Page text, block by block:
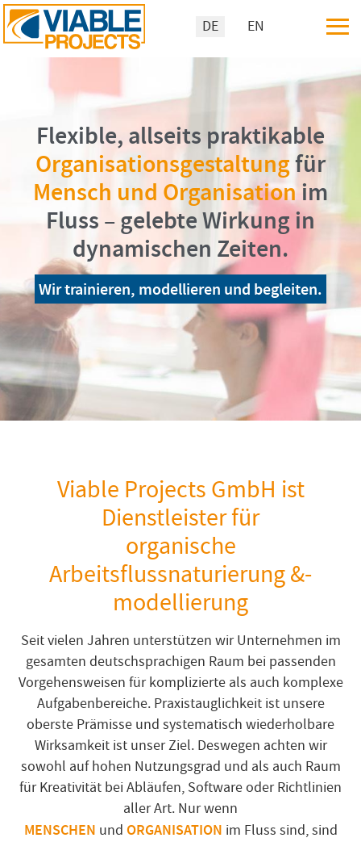
Sprache auswählen
DE EN ≡
Flexible, allseits praktikable
Organisationsgestaltungfür
Mensch und Organisationim
Fluss – gelebte Wirkung in
dynamischen Zeiten.
Wir trainieren, modellieren und begleiten.
Viable Projects GmbH ist
Dienstleister für
organische
Arbeitsflussnaturierung &-
modellierung
Seit vielen Jahren unterstützen wir Unternehmen im
gesamten deutschsprachigen Raum bei passenden
Vorgehensweisen für komplizierte als auch komplexe
Aufgabenbereiche. Praxistauglichkeit ist unsere
oberste Prämisse und systematisch wiederholbare
Wirksamkeit ist unser Ziel. Deswegen achten wir
sowohl auf hohen Nutzungsgrad und als auch Raum
für Kreativität bei Abläufen, Software oder Richtlinien
aller Art. Nur wenn
MENSCHEN und ORGANISATION im Fluss sind, sind